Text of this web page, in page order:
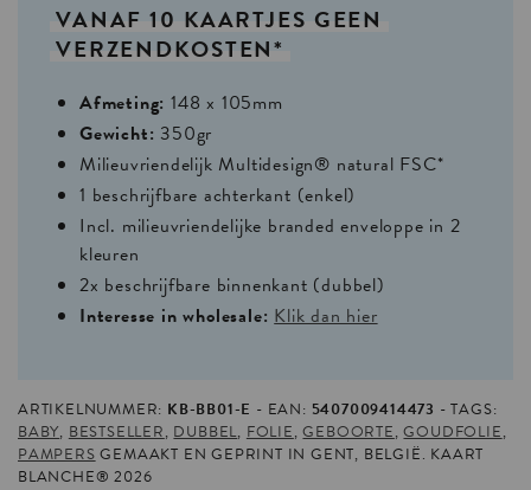
VANAF 10 KAARTJES GEEN
VERZENDKOSTEN*
Afmeting: 148 x 105mm
Gewicht: 350gr
Milieuvriendelijk Multidesign® natural FSC*
1 beschrijfbare achterkant (enkel)
Incl. milieuvriendelijke branded enveloppe in 2
kleuren
2x beschrijfbare binnenkant (dubbel)
Interesse in wholesale: Klik dan hier
ARTIKELNUMMER: KB-BB01-E EAN: 5407009414473
TAGS:
BABY, BESTSELLER, DUBBEL, FOLIE,GEBOORTE,GOUDFOLIE,
PAMPERS GEMAAKT EN GEPRINT IN GENT, BELGIË. KAART
BLANCHE® 2026